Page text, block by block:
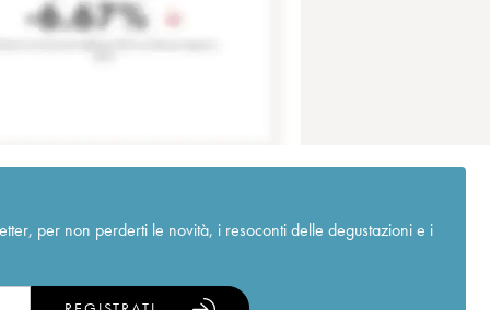
per non perderti le novità, i resoconti delle degustazioni e i